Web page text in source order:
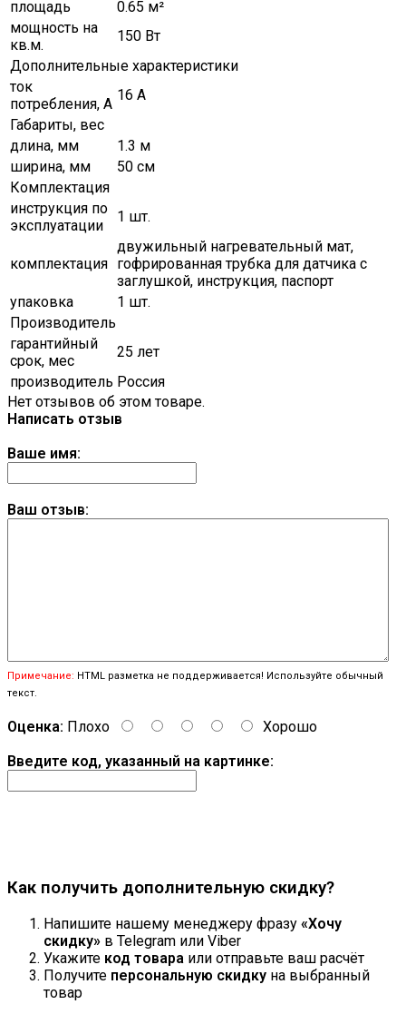
площадь
0.65 м²
мощность на
кв.м.
150 Вт
Дополнительные характеристики
ток
потребления, А
16 А
Габариты, вес
длина, мм
1.3 м
ширина, мм
50 см
Комплектация
инструкция по
эксплуатации
1 шт.
комплектация
двужильный нагревательный мат,
гофрированная трубка для датчика с
заглушкой, инструкция, паспорт
упаковка
1 шт.
Производитель
гарантийный
срок, мес
25 лет
производитель Россия
Нет отзывов об этом товаре.
Написать отзыв
Ваше имя:
Ваш отзыв:
Примечание: HTML разметка не поддерживается! Используйте обычный
текст.
Оценка: Плохо
Хорошо
Введите код, указанный на картинке:
Как получить дополнительную скидку?
Напишите нашему менеджеру фразу «Хочу
скидку» в Telegram или Viber
Укажите код товара или отправьте ваш расчёт
Получите персональную скидку на выбранный
товар